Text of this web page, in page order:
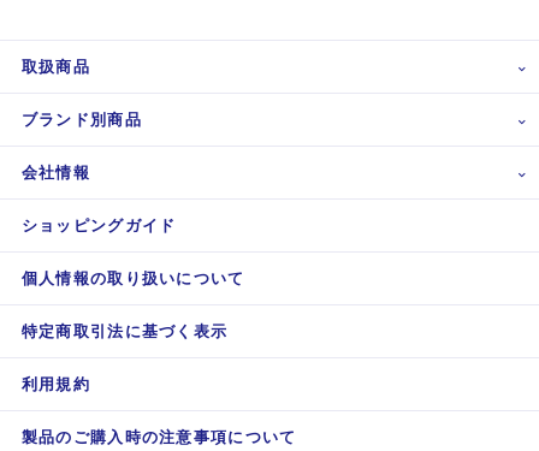
取扱商品
ブランド別商品
会社情報
ショッピングガイド
個人情報の取り扱いについて
特定商取引法に基づく表示
利用規約
製品のご購入時の注意事項について